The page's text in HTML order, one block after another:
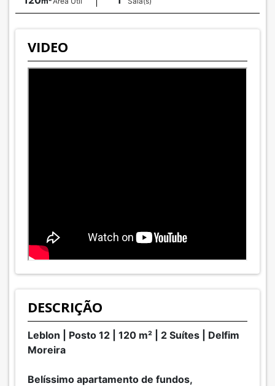
VIDEO
DESCRIÇÃO
Leblon | Posto 12 | 120 m² | 2 Suítes | Delfim
Moreira
Belíssimo apartamento de fundos,